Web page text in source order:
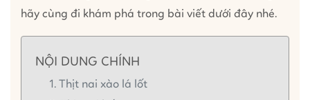
hãy cùng đi khám phá trong bài viết dưới đây nhé.
NỘI DUNG CHÍNH
1. Thịt nai xào lá lốt